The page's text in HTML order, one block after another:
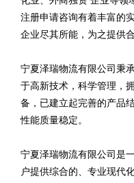
注册申请咨询有着丰富的
企业尽其所能，为之提供
宁夏泽瑞物流有限公司秉
于高新技术，科学管理，
备，已建立起完善的产品
性能质量稳定。
宁夏泽瑞物流有限公司是
户提供综合的、专业现代